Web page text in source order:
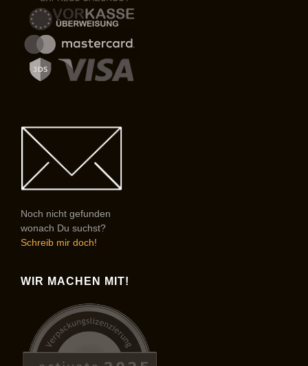
Noch nicht gefunden
wonach Du suchst?
Schreib mir doch!
WIR MACHEN MIT!